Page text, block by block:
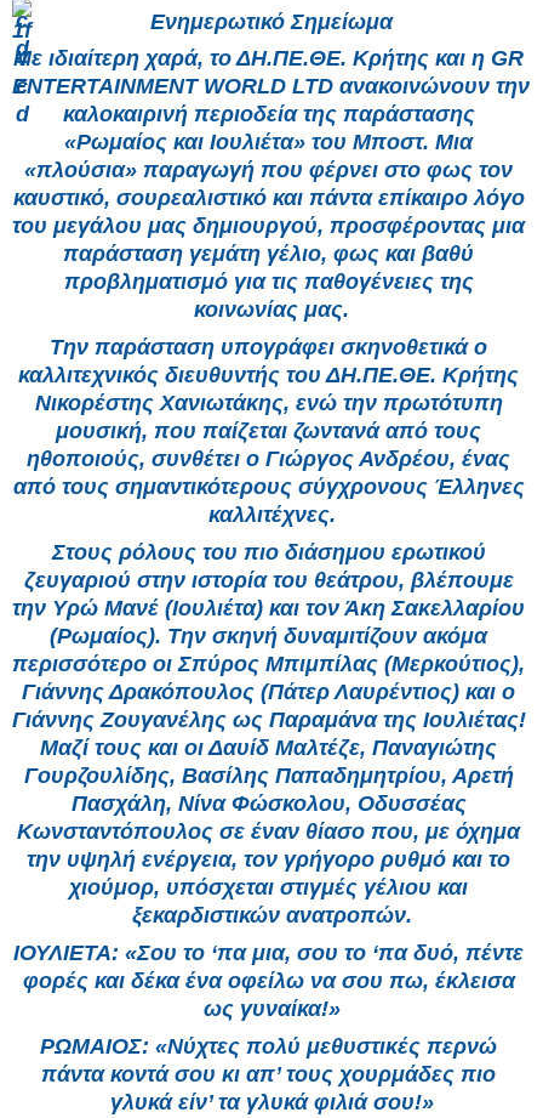
Ενημερωτικό Σημείωμα
Με ιδιαίτερη χαρά, το ΔΗ.ΠΕ.ΘΕ. Κρήτης και η GR
ENTERTAINMENT WORLD LTD ανακοινώνουν την
καλοκαιρινή περιοδεία της παράστασης
«Ρωμαίος και Ιουλιέτα» του Μποστ. Μια
«πλούσια» παραγωγή που φέρνει στο φως τον
καυστικό, σουρεαλιστικό και πάντα επίκαιρο λόγο
του μεγάλου μας δημιουργού, προσφέροντας μια
παράσταση γεμάτη γέλιο, φως και βαθύ
προβληματισμό για τις παθογένειες της
κοινωνίας μας.
Την παράσταση υπογράφει σκηνοθετικά ο
καλλιτεχνικός διευθυντής του ΔΗ.ΠΕ.ΘΕ. Κρήτης
Νικορέστης Χανιωτάκης, ενώ την πρωτότυπη
μουσική, που παίζεται ζωντανά από τους
ηθοποιούς, συνθέτει ο Γιώργος Ανδρέου, ένας
από τους σημαντικότερους σύγχρονους Έλληνες
καλλιτέχνες.
Στους ρόλους του πιο διάσημου ερωτικού
ζευγαριού στην ιστορία του θεάτρου, βλέπουμε
την Υρώ Μανέ (Ιουλιέτα) και τον Άκη Σακελλαρίου
(Ρωμαίος). Την σκηνή δυναμιτίζουν ακόμα
περισσότερο οι Σπύρος Μπιμπίλας (Μερκούτιος),
Γιάννης Δρακόπουλος (Πάτερ Λαυρέντιος) και ο
Γιάννης Ζουγανέλης ως Παραμάνα της Ιουλιέτας!
Μαζί τους και οι Δαυίδ Μαλτέζε, Παναγιώτης
Γουρζουλίδης, Βασίλης Παπαδημητρίου, Αρετή
Πασχάλη, Νίνα Φώσκολου, Οδυσσέας
Κωνσταντόπουλος σε έναν θίασο που, με όχημα
την υψηλή ενέργεια, τον γρήγορο ρυθμό και το
χιούμορ, υπόσχεται στιγμές γέλιου και
ξεκαρδιστικών ανατροπών.
ΙΟΥΛΙΕΤΑ: «Σου το ‘πα μια, σου το ‘πα δυό, πέντε
φορές και δέκα ένα οφείλω να σου πω, έκλεισα
ως γυναίκα!»
ΡΩΜΑΙΟΣ: «Νύχτες πολύ μεθυστικές περνώ
πάντα κοντά σου κι απ’ τους χουρμάδες πιο
γλυκά είν’ τα γλυκά φιλιά σου!»